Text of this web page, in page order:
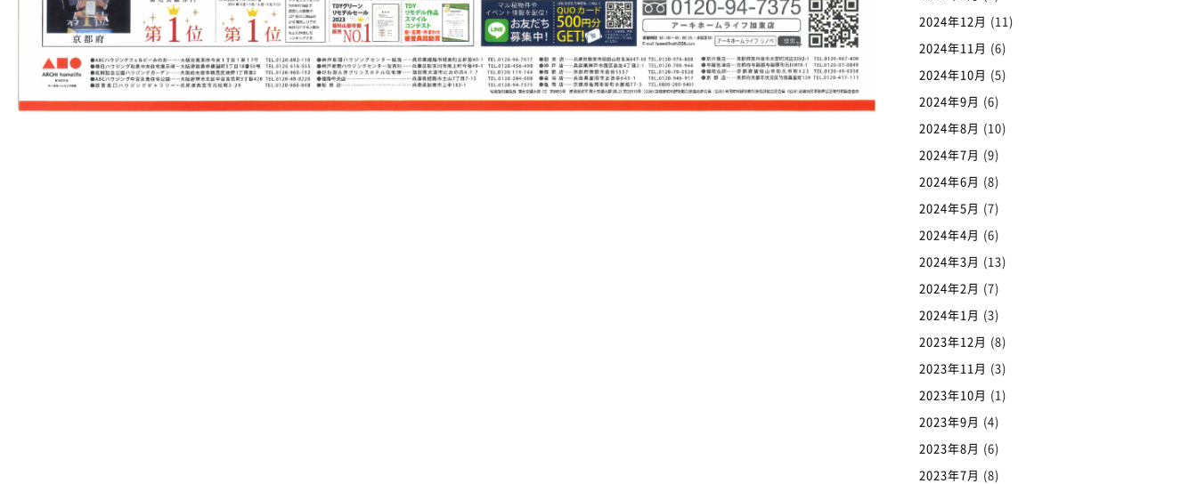
2024年12月 (11)
2024年11月 (6)
2024年10月 (5)
2024年9月 (6)
2024年8月 (10)
2024年7月 (9)
2024年6月 (8)
2024年5月 (7)
2024年4月 (6)
2024年3月 (13)
2024年2月 (7)
2024年1月 (3)
2023年12月 (8)
2023年11月 (3)
2023年10月 (1)
2023年9月 (4)
2023年8月 (6)
2023年7月 (8)